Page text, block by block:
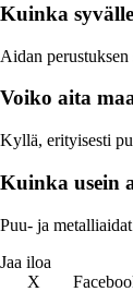
Kuinka
Aidan
Voiko aita
Kyllä, erityisesti
Kuinka usein
Puu- ja
Jaa iloa
X